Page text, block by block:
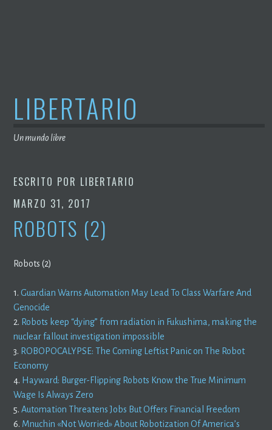
LIBERTARIO
Un mundo libre
ESCRITO POR LIBERTARIO
MARZO 31, 2017
ROBOTS (2)
Robots (2)
1.Guardian Warns Automation May Lead To Class Warfare And
Genocide
2. Robots keep “dying” from radiation in Fukushima, making the
nuclear fallout investigation impossible
3. ROBOPOCALYPSE: The Coming Leftist Panic on The Robot
Economy
4. Hayward: Burger-Flipping Robots Know the True Minimum
Wage Is Always Zero
5.Automation Threatens Jobs But Offers Financial Freedom
6. Mnuchin «Not Worried» About Robotization Of America’s